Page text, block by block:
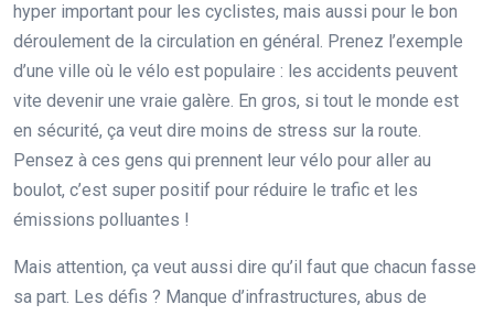
hyper important pour les cyclistes, mais aussi pour le bon
déroulement de la circulation en général. Prenez l’exemple
d’une ville où le vélo est populaire : les accidents peuvent
vite devenir une vraie galère. En gros, si tout le monde est
en sécurité, ça veut dire moins de stress sur la route.
Pensez à ces gens qui prennent leur vélo pour aller au
boulot, c’est super positif pour réduire le trafic et les
émissions polluantes !
Mais attention, ça veut aussi dire qu’il faut que chacun fasse
sa part. Les défis ? Manque d’infrastructures, abus de